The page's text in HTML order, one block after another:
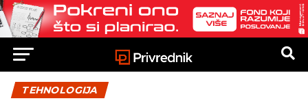
TEHNOLOGIJA